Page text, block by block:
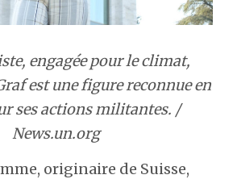
engagée pour le climat,
est une figure reconnue en
ses actions militantes. /
News.un.org
originaire de Suisse,